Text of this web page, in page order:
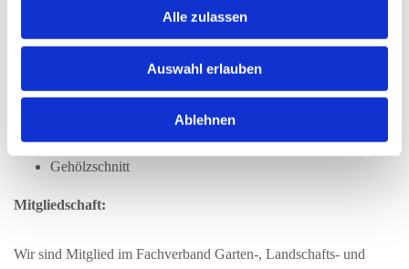
Alle zulassen
Auswahl erlauben
Ablehnen
Wasser im Garten
Pflanzenflächenpflege
Rasenpflege
Gehölzschnitt
Mitgliedschaft:
Wir sind Mitglied im Fachverband Garten-, Landschafts- und